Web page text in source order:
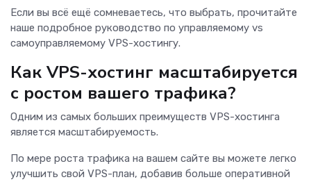
Если вы всё ещё сомневаетесь, что выбрать, прочитайте
наше подробное руководство по управляемому vs
самоуправляемому VPS-хостингу.
Как VPS-хостинг масштабируется
с ростом вашего трафика?
Одним из самых больших преимуществ VPS-хостинга
является масштабируемость.
По мере роста трафика на вашем сайте вы можете легко
улучшить свой VPS-план, добавив больше оперативной